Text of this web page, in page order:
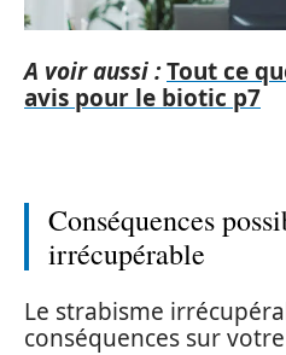
A voir aussi :Tout ce
avis pour le biotic p7
Conséquences
irrécupérable
Le strabisme
conséquences sur